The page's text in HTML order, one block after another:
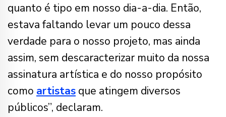
quanto é tipo em nosso dia-a-dia. Então,
estava faltando levar um pouco dessa
verdade para o nosso projeto, mas ainda
assim, sem descaracterizar muito da nossa
assinatura artística e do nosso propósito
como artistas que atingem diversos
públicos”, declaram.